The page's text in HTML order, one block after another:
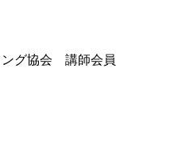
ング協会 講師会員